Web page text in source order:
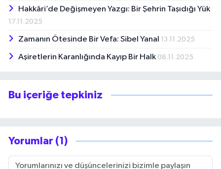
Hakkâri’de Değişmeyen Yazgı: Bir Şehrin Taşıdığı Yük
17.11.2025
Zamanın Ötesinde Bir Vefa: Sibel Yanal 13.11.2025
Aşiretlerin Karanlığında Kayıp Bir Halk 08.11.2025
Bu içeriğe tepkiniz
Yorumlar (1)